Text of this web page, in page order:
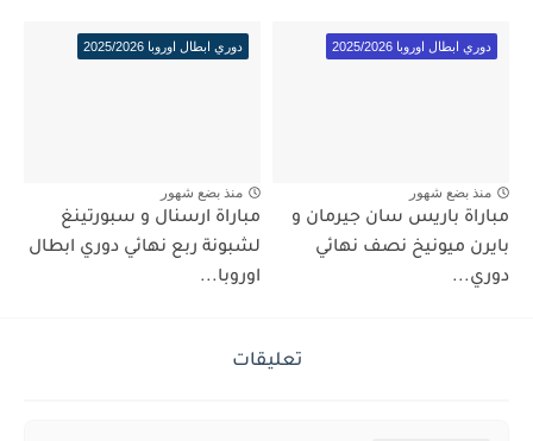
دوري ابطال اوروبا 2025/2026
منذ بضع شهور
مباراة باريس سان جيرمان و
بايرن ميونيخ نصف نهائي
دوري...
دوري ابطال اوروبا 2025/2026
منذ بضع شهور
مباراة ارسنال و سبورتينغ
لشبونة ربع نهائي دوري ابطال
اوروبا...
تعليقات